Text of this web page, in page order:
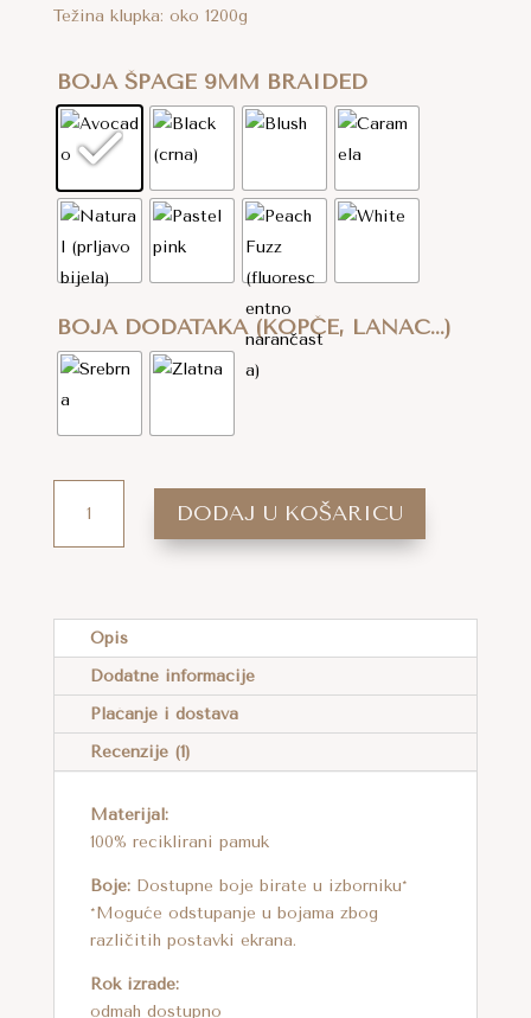
Težina klupka: oko 1200g
BOJA ŠPAGE 9MM BRAIDED
BOJA DODATAKA (KOPČE, LANAC...)
MATERIJALOM
TORBU
FRANKU
KOLIČINA
DODAJ U KOŠARICU
T
E
R
Opis
Dodatne informacije
Plaćanje i dostava
Recenzije (1)
Materijal:
100% reciklirani pamuk
Boje:Dostupne boje birate u izborniku*
*Moguće odstupanje u bojama zbog
različitih postavki ekrana.
Rok izrade:
odmah dostupno